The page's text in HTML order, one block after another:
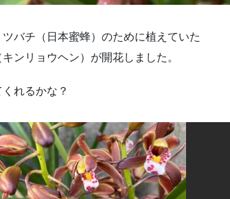
ツバチ（日本蜜蜂）のために植えていた
ンリョウヘン）が開花しました。
れるかな？